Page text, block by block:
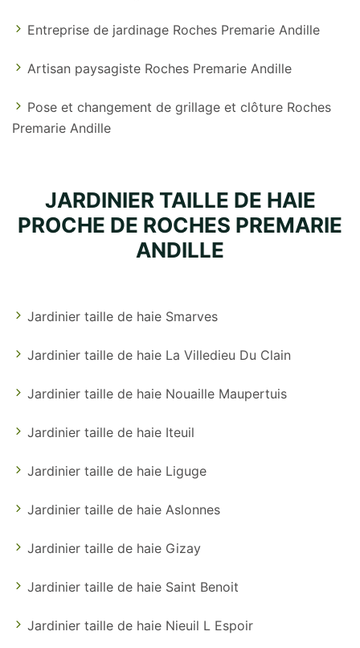
Entreprise de jardinage Roches Premarie Andille
Artisan paysagiste Roches Premarie Andille
Pose et changement de grillage et clôture Roches
Premarie Andille
JARDINIER TAILLE DE HAIE
PROCHE DE ROCHES PREMARIE
ANDILLE
Jardinier taille de haie Smarves
Jardinier taille de haie La Villedieu Du Clain
Jardinier taille de haie Nouaille Maupertuis
Jardinier taille de haie Iteuil
Jardinier taille de haie Liguge
Jardinier taille de haie Aslonnes
Jardinier taille de haie Gizay
Jardinier taille de haie Saint Benoit
Jardinier taille de haie Nieuil L Espoir